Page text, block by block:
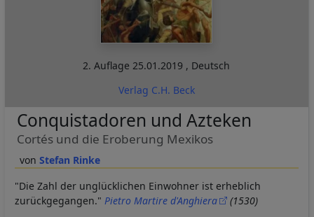
2. Auflage 25.01.2019 , Deutsch
Verlag C.H. Beck
Stefan Rinke
Conquistadoren und Azteken
Cortés und die Eroberung Mexikos
"Die Zahl der unglücklichen Einwohner ist erheblich
zurückgegangen." Pietro Martire d'Anghiera
(1530)